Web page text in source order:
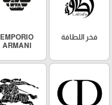
فخر اللطافة
EMPORIO
ARMANI